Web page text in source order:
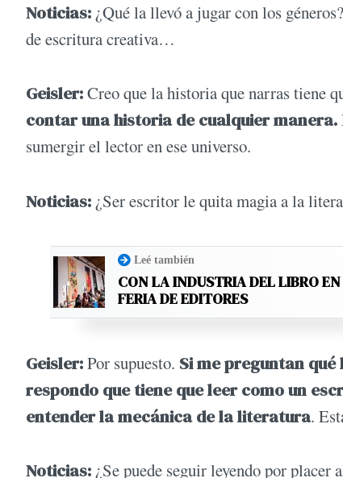
Noticias: ¿Qué la llevó a jugar con los
de escritura creativa…
Geisler:Creo que la historia que narras tiene
contar una historia de cualquier manera.
sumergir el lector en ese universo.
Noticias: ¿Ser escritor le quita magia a la
Leé también
CON LA INDUSTRIA DEL LIBRO
FERIA DE EDITORES
Geisler:Por supuesto. Si me preguntan
respondo que tiene que leer como un
entender la mecánica de la literatura.
Noticias: ¿Se puede seguir leyendo por placer